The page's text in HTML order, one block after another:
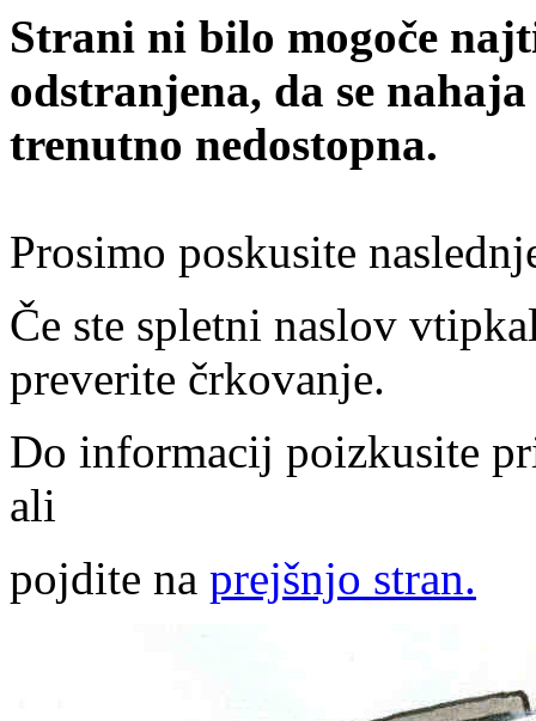
Strani ni bilo mogoče
odstranjena, da se
trenutno nedostopna.
Prosimo poskusite
Če ste spletni naslov
preverite črkovanje.
Do informacij poizkusite
ali
pojdite na prejšnjo stran.